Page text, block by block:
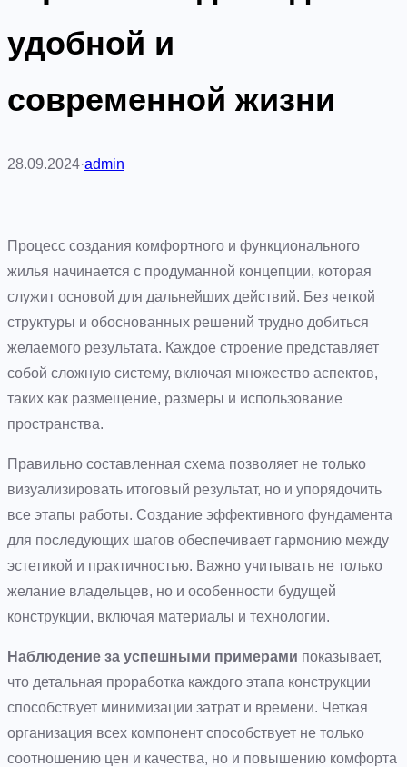
удобной и
современной жизни
28.09.2024·admin
Процесс создания комфортного и функционального
жилья начинается с продуманной концепции, которая
служит основой для дальнейших действий. Без четкой
структуры и обоснованных решений трудно добиться
желаемого результата. Каждое строение представляет
собой сложную систему, включая множество аспектов,
таких как размещение, размеры и использование
пространства.
Правильно составленная схема позволяет не только
визуализировать итоговый результат, но и упорядочить
все этапы работы. Создание эффективного фундамента
для последующих шагов обеспечивает гармонию между
эстетикой и практичностью. Важно учитывать не только
желание владельцев, но и особенности будущей
конструкции, включая материалы и технологии.
Наблюдение за успешными примерами показывает,
что детальная проработка каждого этапа конструкции
способствует минимизации затрат и времени. Четкая
организация всех компонент способствует не только
соотношению цен и качества, но и повышению комфорта